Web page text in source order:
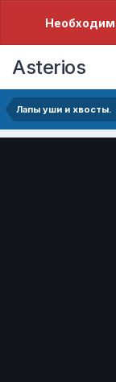
Asterios
Лапы уши и хвосты.